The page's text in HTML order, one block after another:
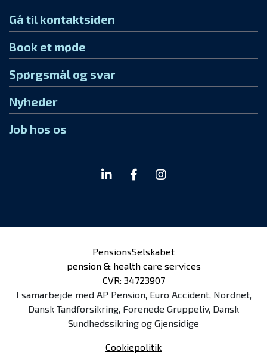
Gå til kontaktsiden
Book et møde
Spørgsmål og svar
Nyheder
Job hos os
PensionsSelskabet
pension & health care services
CVR: 34723907
I samarbejde med AP Pension, Euro Accident, Nordnet,
Dansk Tandforsikring, Forenede Gruppeliv, Dansk
Sundhedssikring og Gjensidige
Cookiepolitik